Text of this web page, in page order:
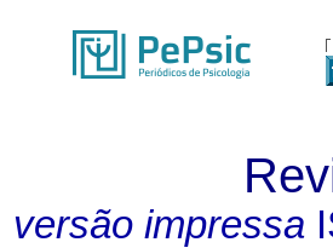
versão impressa